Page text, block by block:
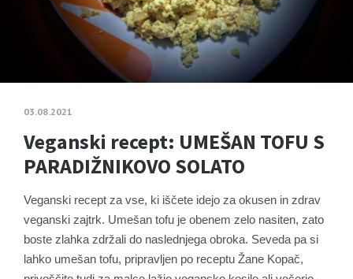
03.08.2021
Veganski recept: UMEŠAN TOFU S
PARADIŽNIKOVO SOLATO
Veganski recept za vse, ki iščete idejo za okusen in zdrav
veganski zajtrk. Umešan tofu je obenem zelo nasiten, zato
boste zlahka zdržali do naslednjega obroka. Seveda pa si
lahko umešan tofu, pripravljen po receptu Žane Kopač,